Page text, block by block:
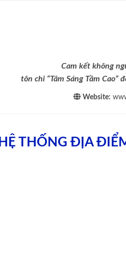
Cam kết không
tôn chỉ “Tâm Sáng Tầm
Website:
HỆ THỐNG ĐỊA